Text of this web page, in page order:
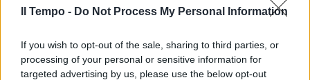
Il Tempo - Do Not Process My Personal Information
If you wish to opt-out of the sale, sharing to third parties, or
processing of your personal or sensitive information for
targeted advertising by us, please use the below opt-out
ritira le sue dimissioni
10/04/2011